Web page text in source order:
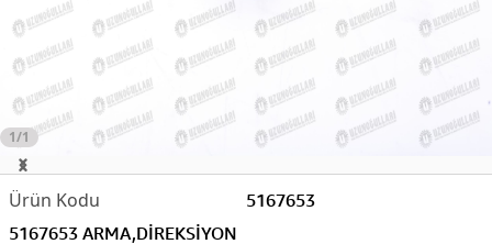
1/1
5167653
5167653 ARMA,DİREKSİYON